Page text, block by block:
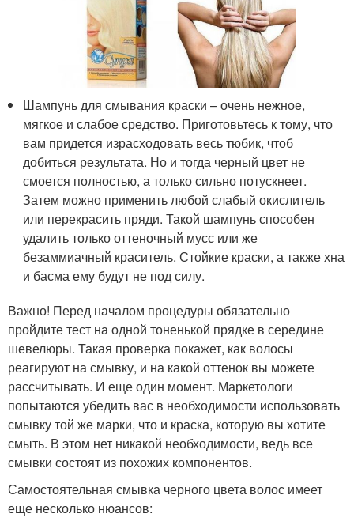
Шампунь для смывания краски – очень нежное,
мягкое и слабое средство. Приготовьтесь к тому, что
вам придется израсходовать весь тюбик, чтоб
добиться результата. Но и тогда черный цвет не
смоется полностью, а только сильно потускнеет.
Затем можно применить любой слабый окислитель
или перекрасить пряди. Такой шампунь способен
удалить только оттеночный мусс или же
безаммиачный краситель. Стойкие краски, а также хна
и басма ему будут не под силу.
Важно! Перед началом процедуры обязательно
пройдите тест на одной тоненькой прядке в середине
шевелюры. Такая проверка покажет, как волосы
реагируют на смывку, и на какой оттенок вы можете
рассчитывать. И еще один момент. Маркетологи
попытаются убедить вас в необходимости использовать
смывку той же марки, что и краска, которую вы хотите
смыть. В этом нет никакой необходимости, ведь все
смывки состоят из похожих компонентов.
Самостоятельная смывка черного цвета волос имеет
еще несколько нюансов: